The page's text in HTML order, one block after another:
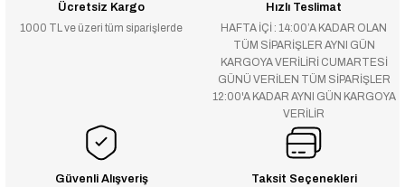
Ücretsiz Kargo
1000 TL ve üzeri tüm siparişlerde
Hızlı Teslimat
HAFTA İÇİ : 14:00’A KADAR OLAN
TÜM SİPARİŞLER AYNI GÜN
KARGOYA VERİLİRİ CUMARTESİ
GÜNÜ VERİLEN TÜM SİPARİŞLER
12:00'A KADAR AYNI GÜN KARGOYA
VERİLİR
Güvenli Alışveriş Taksit Seçenekleri